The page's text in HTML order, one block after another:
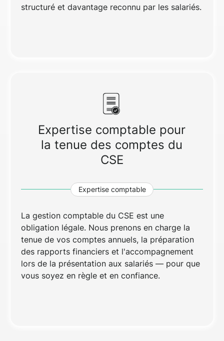
structuré et davantage reconnu par les salariés.
Expertise comptable pour
la tenue des comptes du
CSE
Expertise comptable
La gestion comptable du CSE est une
obligation légale. Nous prenons en charge la
tenue de vos comptes annuels, la préparation
des rapports financiers et l'accompagnement
lors de la présentation aux salariés — pour que
vous soyez en règle et en confiance.